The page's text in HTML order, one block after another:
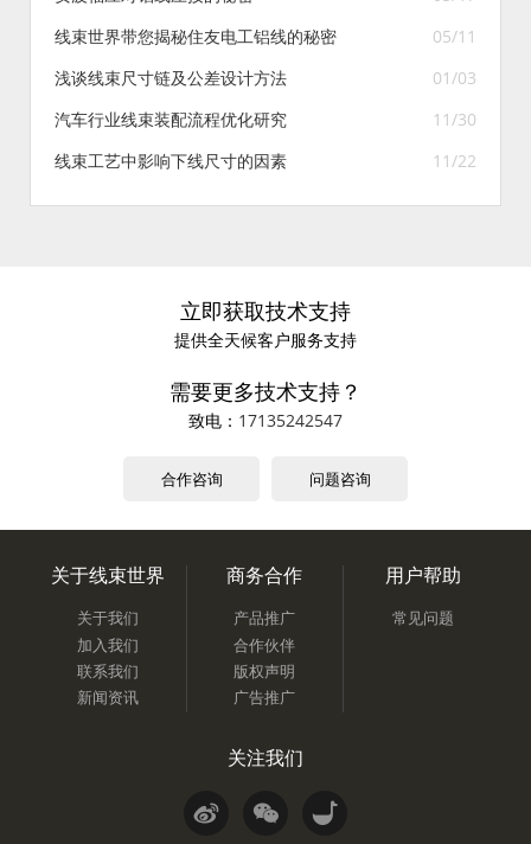
05/11
线束世界带您揭秘住友电工铝线的秘密
01/03
浅谈线束尺寸链及公差设计方法
11/30
汽车行业线束装配流程优化研究
11/22
线束工艺中影响下线尺寸的因素
立即获取技术支持
提供全天候客户服务支持
需要更多技术支持？
致电： 17135242547
合作咨询 问题咨询
关于线束世界
关于我们
加入我们
联系我们
新闻资讯
商务合作
产品推广
合作伙伴
版权声明
广告推广
用户帮助
常见问题
关注我们